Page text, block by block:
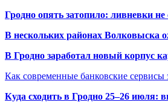
Гродно опять затопило: ливневки
В нескольких районах Волковыска
В Гродно заработал новый корпус
Как современные банковские сервисы
Куда сходить в Гродно 25–26 июля: